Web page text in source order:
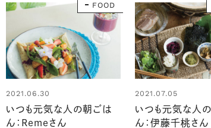
FOOD
2021.06.30
いつも元気な人の朝ごは
ん：Remeさん
2021.07.05
いつも元気な人
ん：伊藤千桃さん